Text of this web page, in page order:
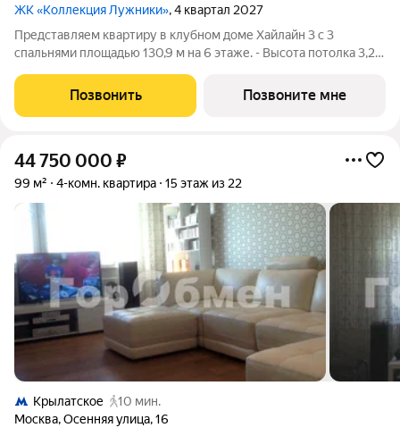
ЖК «Коллекция Лужники», 4 квартал 2027
Представляем квартиру в клубном доме Хайлайн 3 с 3
спальнями площадью 130,9 м на 6 этаже. - Высота потолка 3,25
остекление - Вид на Приватный парк ТОЛЬКО ДО 31 АВГУСТА
на приобретение
Позвонить Позвоните мне
44 750 000 ₽
99 м² 4-комн. квартира 15 этаж из 22
Крылатское
10 мин.
Москва,Осенняя улица,16